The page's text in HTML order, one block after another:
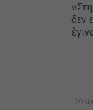
δεν
20